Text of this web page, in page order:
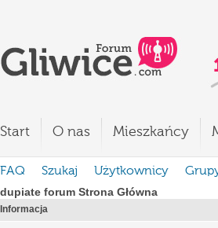
Start O nas Mieszkańcy
FAQ Szukaj Użytkownicy
dupiate forum Strona Główna
Informacja